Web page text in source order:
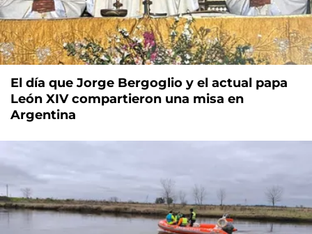
El día que Jorge Bergoglio y el actual papa
León XIV compartieron una misa en
Argentina